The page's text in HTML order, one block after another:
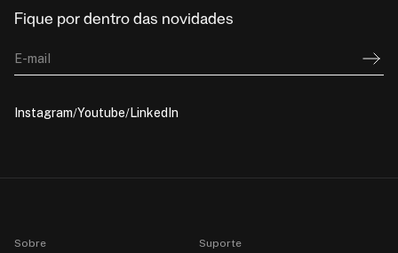
Fique por dentro das novidades
E-mail
Instagram Youtube LinkedIn
Sobre Suporte